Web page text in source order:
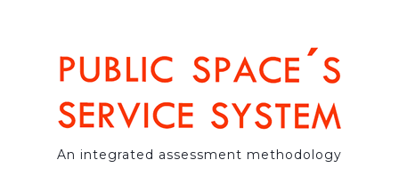
An integrated assessment methodology